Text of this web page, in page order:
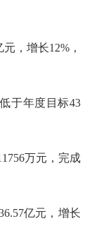
，增长12%，
年度目标43
万元，完成
亿元，增长